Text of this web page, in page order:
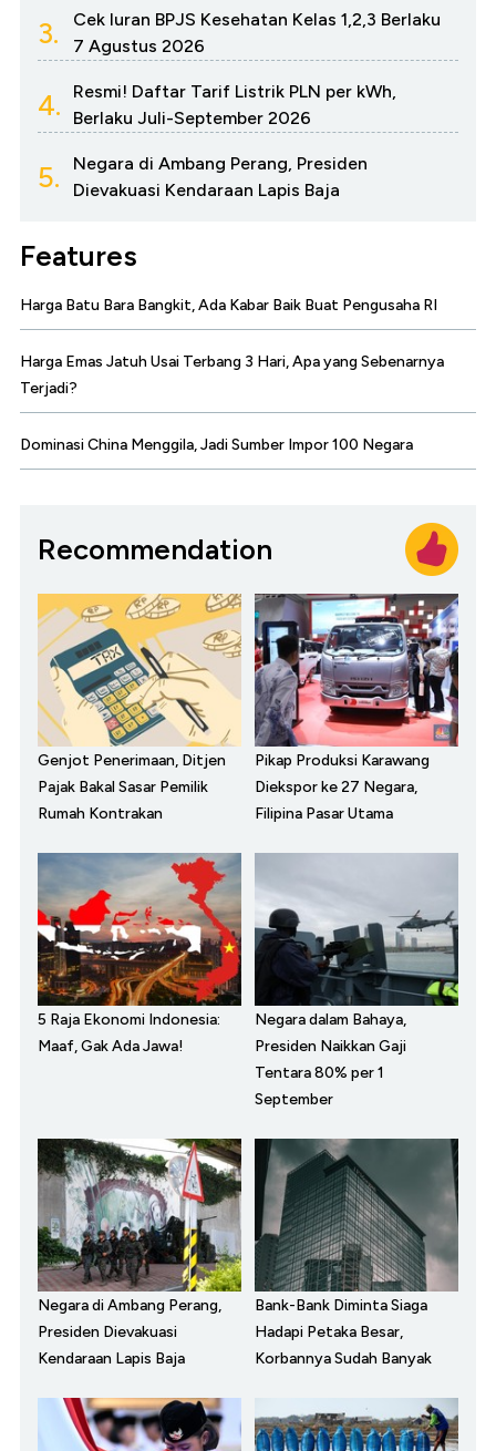
3.
Cek Iuran BPJS Kesehatan Kelas 1,2,3 Berlaku
7 Agustus 2026
4.
Resmi! Daftar Tarif Listrik PLN per kWh,
Berlaku Juli-September 2026
5.
Negara di Ambang Perang, Presiden
Dievakuasi Kendaraan Lapis Baja
Features
Harga Batu Bara Bangkit, Ada Kabar Baik Buat Pengusaha RI
Harga Emas Jatuh Usai Terbang 3 Hari, Apa yang Sebenarnya
Terjadi?
Dominasi China Menggila, Jadi Sumber Impor 100 Negara
Recommendation
Genjot Penerimaan, Ditjen
Pajak Bakal Sasar Pemilik
Rumah Kontrakan
Pikap Produksi Karawang
Diekspor ke 27 Negara,
Filipina Pasar Utama
5 Raja Ekonomi Indonesia:
Maaf, Gak Ada Jawa!
Negara dalam Bahaya,
Presiden Naikkan Gaji
Tentara 80% per 1
September
Negara di Ambang Perang,
Presiden Dievakuasi
Kendaraan Lapis Baja
Bank-Bank Diminta Siaga
Hadapi Petaka Besar,
Korbannya Sudah Banyak